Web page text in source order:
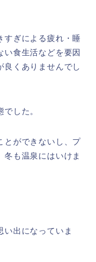
すぎによる疲れ・睡
い食生活などを要因
良くありませんでし
した。
とができないし、プ
冬も温泉にはいけま
い出になっていま